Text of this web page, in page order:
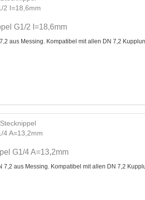
G1/2 I=18,6mm
aus Messing. Kompatibel mit allen DN 7,2
G1/4 A=13,2mm
aus Messing. Kompatibel mit allen DN 7,2